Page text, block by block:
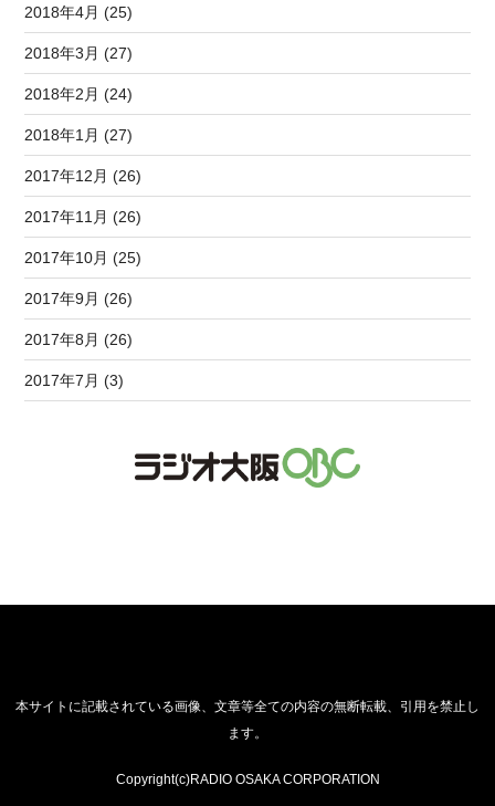
2018年4月 (25)
2018年3月 (27)
2018年2月 (24)
2018年1月 (27)
2017年12月 (26)
2017年11月 (26)
2017年10月 (25)
2017年9月 (26)
2017年8月 (26)
2017年7月 (3)
本サイトに記載されている画像、文章等全ての内容の無断転載、引用を禁止し
ます。
Copyright(c)RADIO OSAKA CORPORATION